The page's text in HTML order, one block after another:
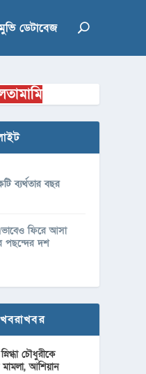
ডেটাবেজ
ব্যর্থতার বছর
ফিরে আসা
পছন্দের দশ
চৌধুরীকে
মামলা, আশিয়ান